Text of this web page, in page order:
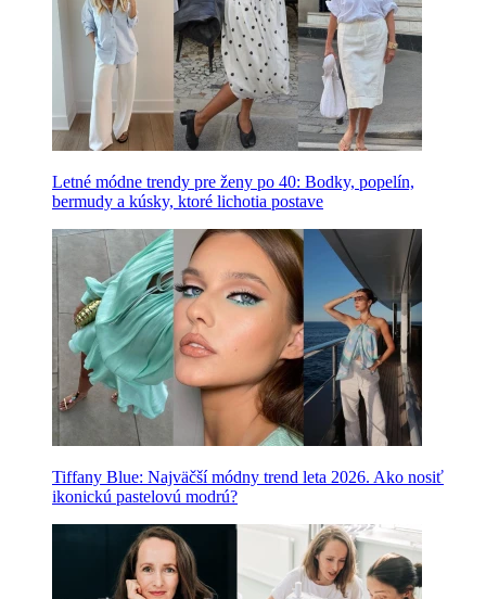
Letné módne trendy pre ženy po 40: Bodky, popelín,
bermudy a kúsky, ktoré lichotia postave
Tiffany Blue: Najväčší módny trend leta 2026. Ako nosiť
ikonickú pastelovú modrú?